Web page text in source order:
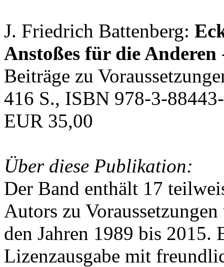
J. Friedrich Battenberg:
Anstoßes für die Anderen
Beiträge zu
416 S., ISBN 978-3-
EUR 35,00
Über diese Publikation:
Der Band enthält 17
Autors zu
den Jahren 1989 bis 2015.
Lizenzausgabe mit